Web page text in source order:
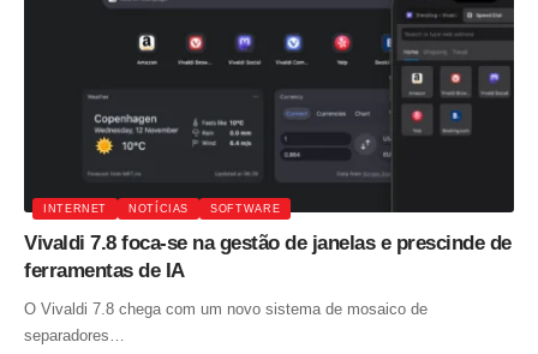
INTERNET NOTÍCIAS SOFTWARE
Vivaldi 7.8 foca-se na gestão de janelas e prescinde de
ferramentas de IA
O Vivaldi 7.8 chega com um novo sistema de mosaico de
separadores…